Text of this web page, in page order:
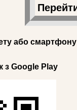
або
з Google Play